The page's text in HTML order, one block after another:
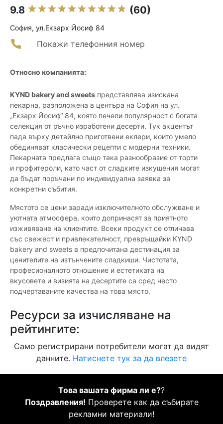
9.8 (60)
София, ул.Екзарх Йосиф 84
Покажи телефонния номер
Относно компанията:
KYND bakery and sweets представлява изисканa
пекарна, разположена в центъра на София на ул.
„Екзарх Йосиф“ 84, която печели популярност с богата
селекция от ръчно изработени десерти. Тук акцентът
пада върху детайлно приготвени еклери, които умело
обединяват класически рецепти с модерни техники.
Пекарната предлага също така разнообразие от торти
и профитероли, като част от сладките изкушения могат
да бъдат поръчани по индивидуална заявка за
конкретни събития.
Мястото се цени заради изключителното обслужване и
уютната атмосфера, които допринасят за приятното
изживяване на клиентите. Всеки продукт се отличава
със свежест и привлекателност, превръщайки KYND
bakery and sweets в предпочитана дестинация за
ценителите на изтънчените сладкиши. Чистотата,
професионалното отношение и естетиката на
вкусовете и визията на десертите са сред често
подчертаваните качества на това място.
Ресурси за изчисляване на
рейтингите:
Само регистрирани потребители могат да видят
данните. Натиснете тук за да влезете
Това вашата фирма ли е??
Поздравления! Проверете как да събирате
рекламни материали!